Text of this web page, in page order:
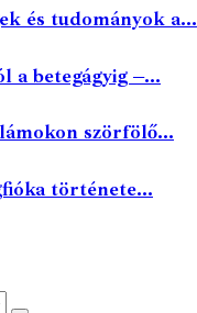
és tudományok a...
a betegágyig –...
szörfölő...
története...